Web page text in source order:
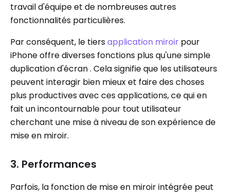
travail d'équipe et de nombreuses autres
fonctionnalités particulières.
Par conséquent, le tiersapplication miroir pour
iPhone offre diverses fonctions plus qu'une simple
duplication d'écran . Cela signifie que les utilisateurs
peuvent interagir bien mieux et faire des choses
plus productives avec ces applications, ce qui en
fait un incontournable pour tout utilisateur
cherchant une mise à niveau de son expérience de
mise en miroir.
3. Performances
Parfois, la fonction de mise en miroir intégrée peut